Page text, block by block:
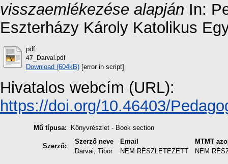
visszaemlékezése alapján In:
Eszterházy Károly Katolikus
pdf
47_Darvai.pdf
Download (604kB) [error in script]
Hivatalos webcím (URL):
https://doi.org/10.46403/
Mű típusa: Könyvrészlet - Book section
Szerző:
Szerző neve Email
MTMT
Darvai, Tibor
NEM RÉSZLETEZETT NEM